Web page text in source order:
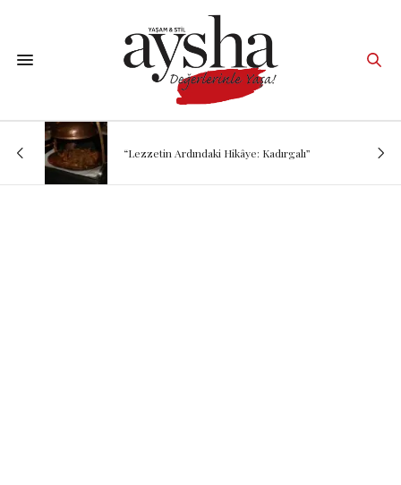
“Lezzetin Ardındaki Hikâye: Kadırgalı”